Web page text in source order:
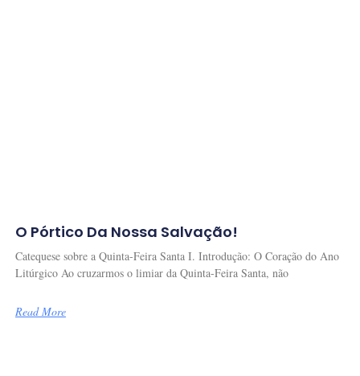
O Pórtico Da Nossa Salvação!
Catequese sobre a Quinta-Feira Santa I. Introdução: O Coração do Ano
Litúrgico Ao cruzarmos o limiar da Quinta-Feira Santa, não
Read More